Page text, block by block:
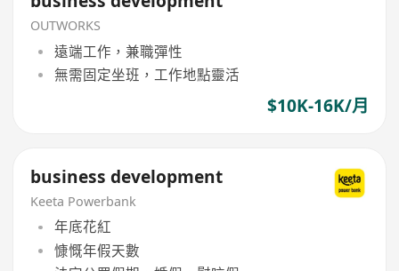
OUTWORKS
遠端工作，兼職彈性
無需固定坐班，工作地點靈活
$10K-16K/月
business development
Keeta Powerbank
年底花紅
慷慨年假天數